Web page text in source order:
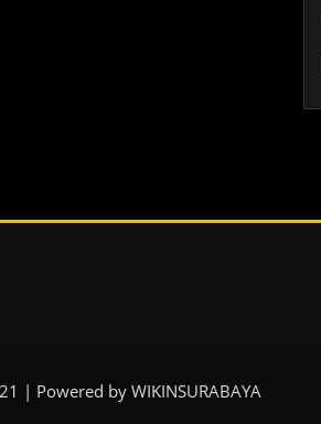
| Powered by WIKINSURABAYA